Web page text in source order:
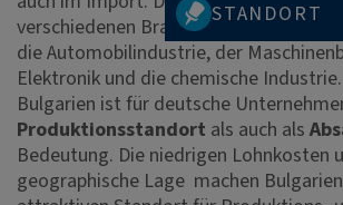
STANDORT
verschiedenen Branchen in Bulgarien
die Automobilindustrie, der
Elektronik und die chemische Industrie.
Bulgarien ist für deutsche
Produktionsstandort als auch als
Bedeutung. Die niedrigen Lohnkosten
geographische Lage machen